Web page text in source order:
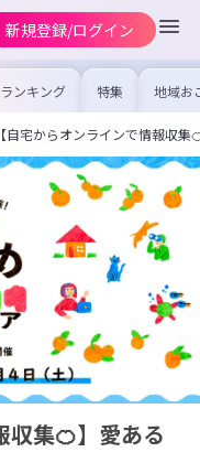
新規登録/ログイン
ランキング 特集 地域お
の求
を集め
事内容
を比較
合った
けよう
【自宅からオンラインで情報収
収集🍊】愛ある